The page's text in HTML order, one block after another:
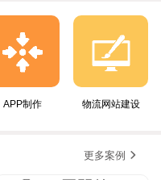
流签订《集运系统》合同！
国际集运公司~
签约！
单教程
家国际集运公司~
APP制作 物流网站建设
更多案例